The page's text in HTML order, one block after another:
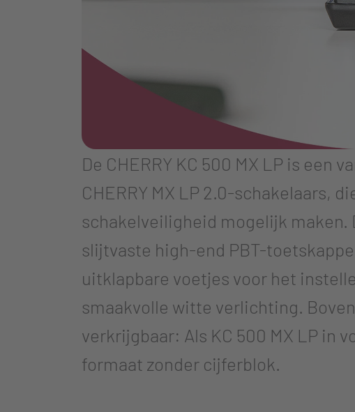
De CHERRY KC 500 MX LP is
CHERRY MX LP 2.0-schakelaars,
schakelveiligheid mogelijk maken.
slijtvaste high-end PBT-
uitklapbare voetjes voor het
smaakvolle witte verlichting.
verkrijgbaar: Als KC 500 MX LP in
formaat zonder cijferblok.